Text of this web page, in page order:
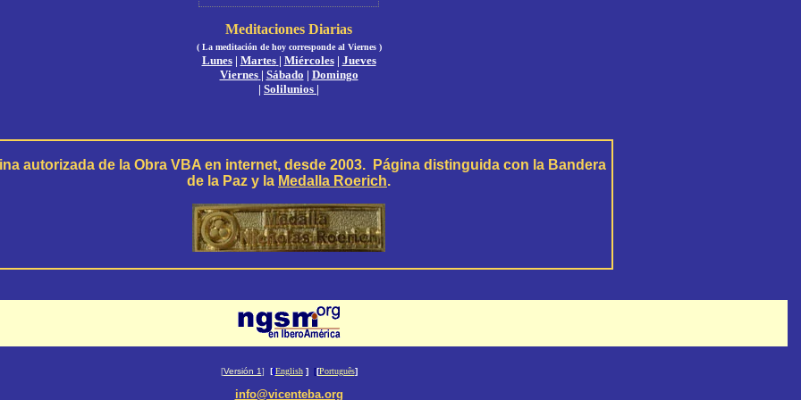
Meditaciones Diarias
( La meditación de hoy corresponde al Viernes )
Lunes| Martes | Miércoles| Jueves
Viernes | Sábado | Domingo
| Solilunios |
autorizada de la Obra VBA en internet,desde 2003. Página d istinguida con la Bandera
de la Paz y la Medalla Roerich.
[Versión 1] [[English] [[Português]
info@vicenteba.org